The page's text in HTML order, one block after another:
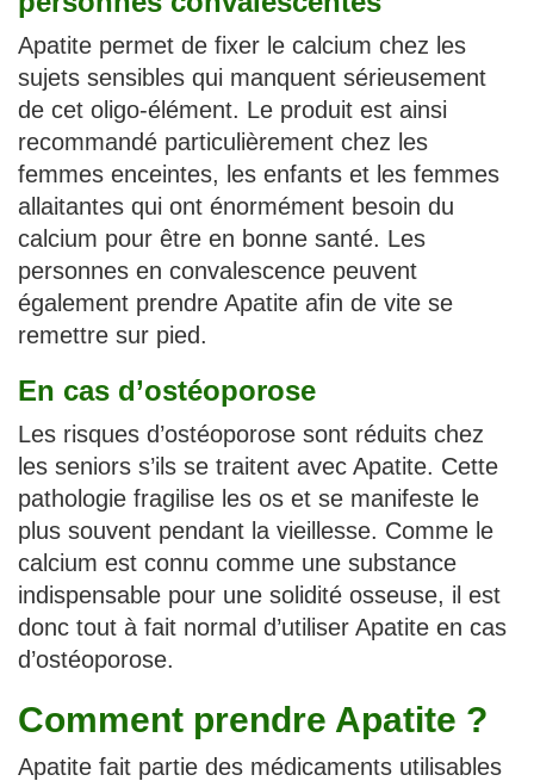
Apatite permet de fixer le calcium chez les
sujets sensibles qui manquent sérieusement
de cet oligo-élément. Le produit est ainsi
recommandé particulièrement chez les
femmes enceintes, les enfants et les femmes
allaitantes qui ont énormément besoin du
calcium pour être en bonne santé. Les
personnes en convalescence peuvent
également prendre Apatite afin de vite se
remettre sur pied.
En cas d’ostéoporose
Les risques d’ostéoporose sont réduits chez
les seniors s’ils se traitent avec Apatite. Cette
pathologie fragilise les os et se manifeste le
plus souvent pendant la vieillesse. Comme le
calcium est connu comme une substance
indispensable pour une solidité osseuse, il est
donc tout à fait normal d’utiliser Apatite en cas
d’ostéoporose.
Comment prendre Apatite ?
Apatite fait partie des médicaments utilisables